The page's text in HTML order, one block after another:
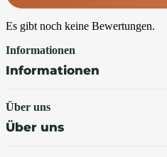
Es gibt noch keine Bewertungen.
Informationen
Informationen
Über uns
Über uns